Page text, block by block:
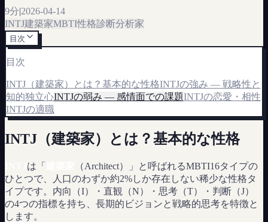
9分|2026-04-14
INTJ建築家MBTI性格診断分析家
目次
目次
INTJ（建築家）とは？基本的な性格INTJの強み — 戦略性と
知的独立心INTJの弱み — 感情面での課題INTJの恋愛・相性
INTJの適職
INTJ（建築家）とは？基本的な性格
は「
（Architect）」と呼ばれるMBTI16タイプの
ひとつで、人口のわずか約2%しか存在しない稀少な性格タ
イプです。内向（I）・直観（N）・思考（T）・判断（J）
の4つの指標を持ち、長期的ビジョンと戦略的思考を特徴と
します。